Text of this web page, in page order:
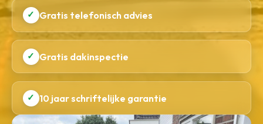
✓ Gratis telefonisch advies
✓ Gratis dakinspectie
✓ 10 jaar schriftelijke garantie